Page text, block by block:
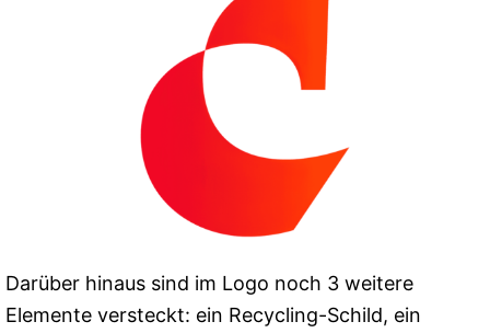
Darüber hinaus sind im Logo noch 3 weitere
Elemente versteckt: ein Recycling-Schild, ein